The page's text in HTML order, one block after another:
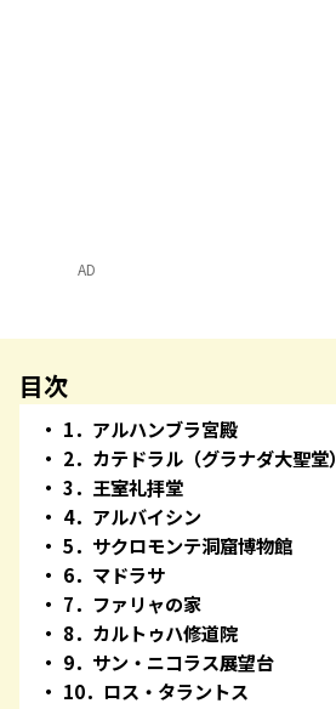
AD
目次
1．アルハンブラ宮殿
2．カテドラル（グラナダ大聖堂）
3．王室礼拝堂
4．アルバイシン
5．サクロモンテ洞窟博物館
6．マドラサ
7．ファリャの家
8．カルトゥハ修道院
9．サン・ニコラス展望台
10．ロス・タラントス